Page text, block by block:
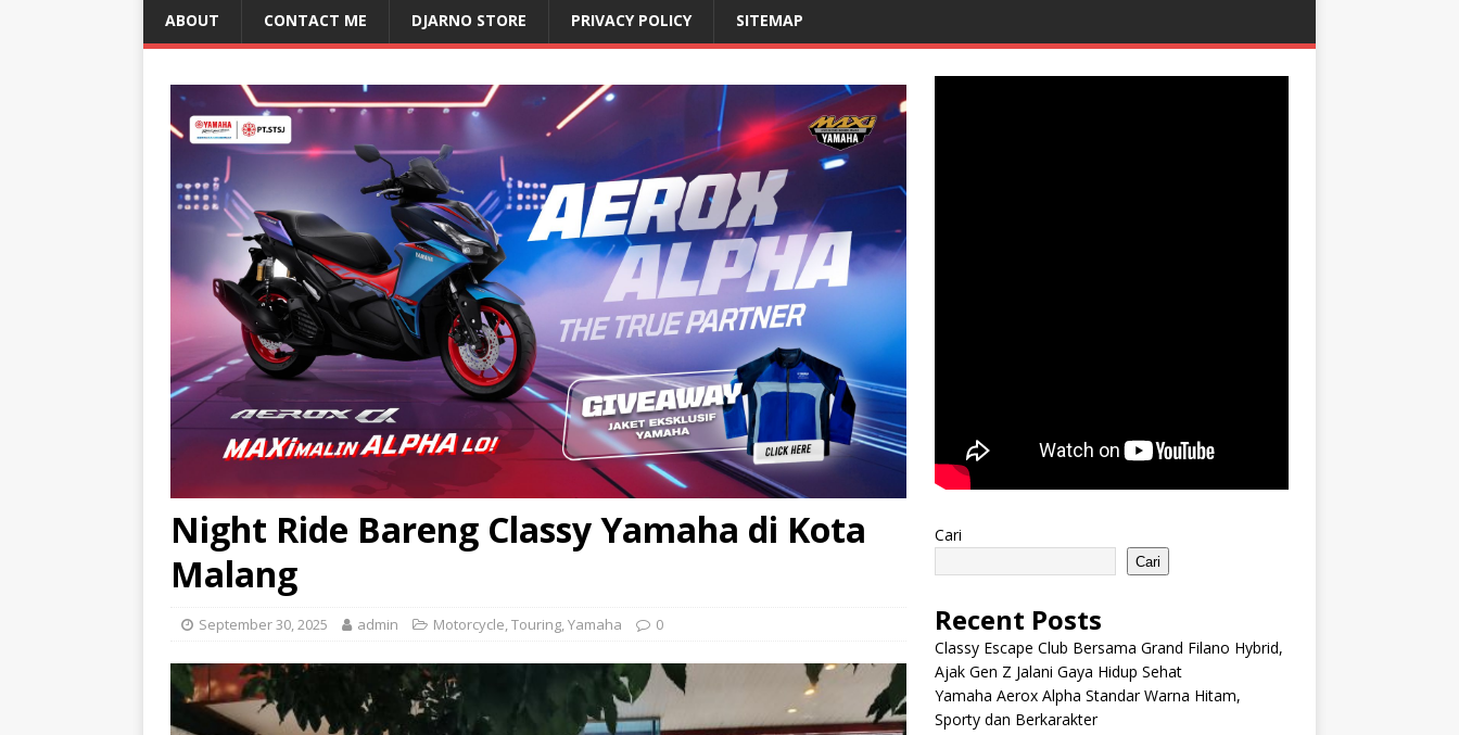
ABOUT CONTACT ME DJARNO STORE PRIVACY POLICY SITEMAP
Night Ride Bareng Classy Yamaha di Kota
Malang
September 30, 2025 admin Motorcycle,Touring,Yamaha 0
Cari
Cari
Recent Posts
Classy Escape Club Bersama Grand Filano Hybrid,
Ajak Gen Z Jalani Gaya Hidup Sehat
Yamaha Aerox Alpha Standar Warna Hitam,
Sporty dan Berkarakter